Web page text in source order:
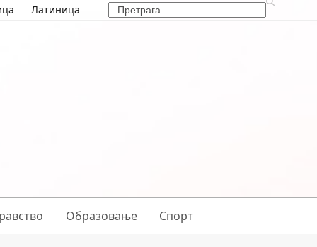
Латиница Search
Образовање Спорт